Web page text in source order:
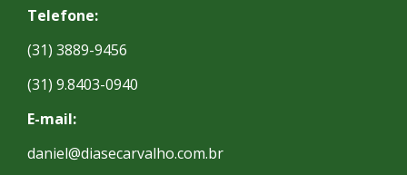
Telefone:
(31) 3889-9456
(31) 9.8403-0940
E-mail:
daniel@diasecarvalho.com.br